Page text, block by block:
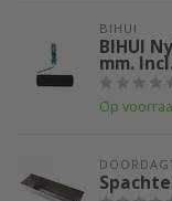
BIHUI
BIHUI
mm.
Op